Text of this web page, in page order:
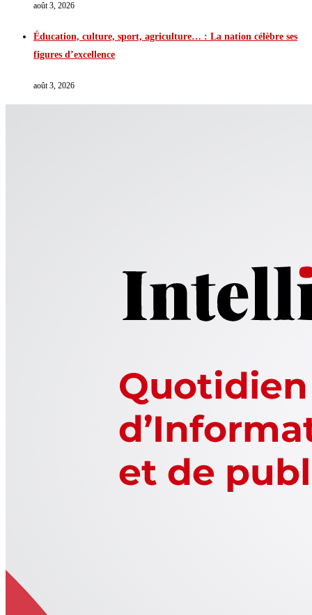
août 3, 2026
Éducation, culture, sport, agriculture… : La nation célèbre ses
figures d’excellence
août 3, 2026